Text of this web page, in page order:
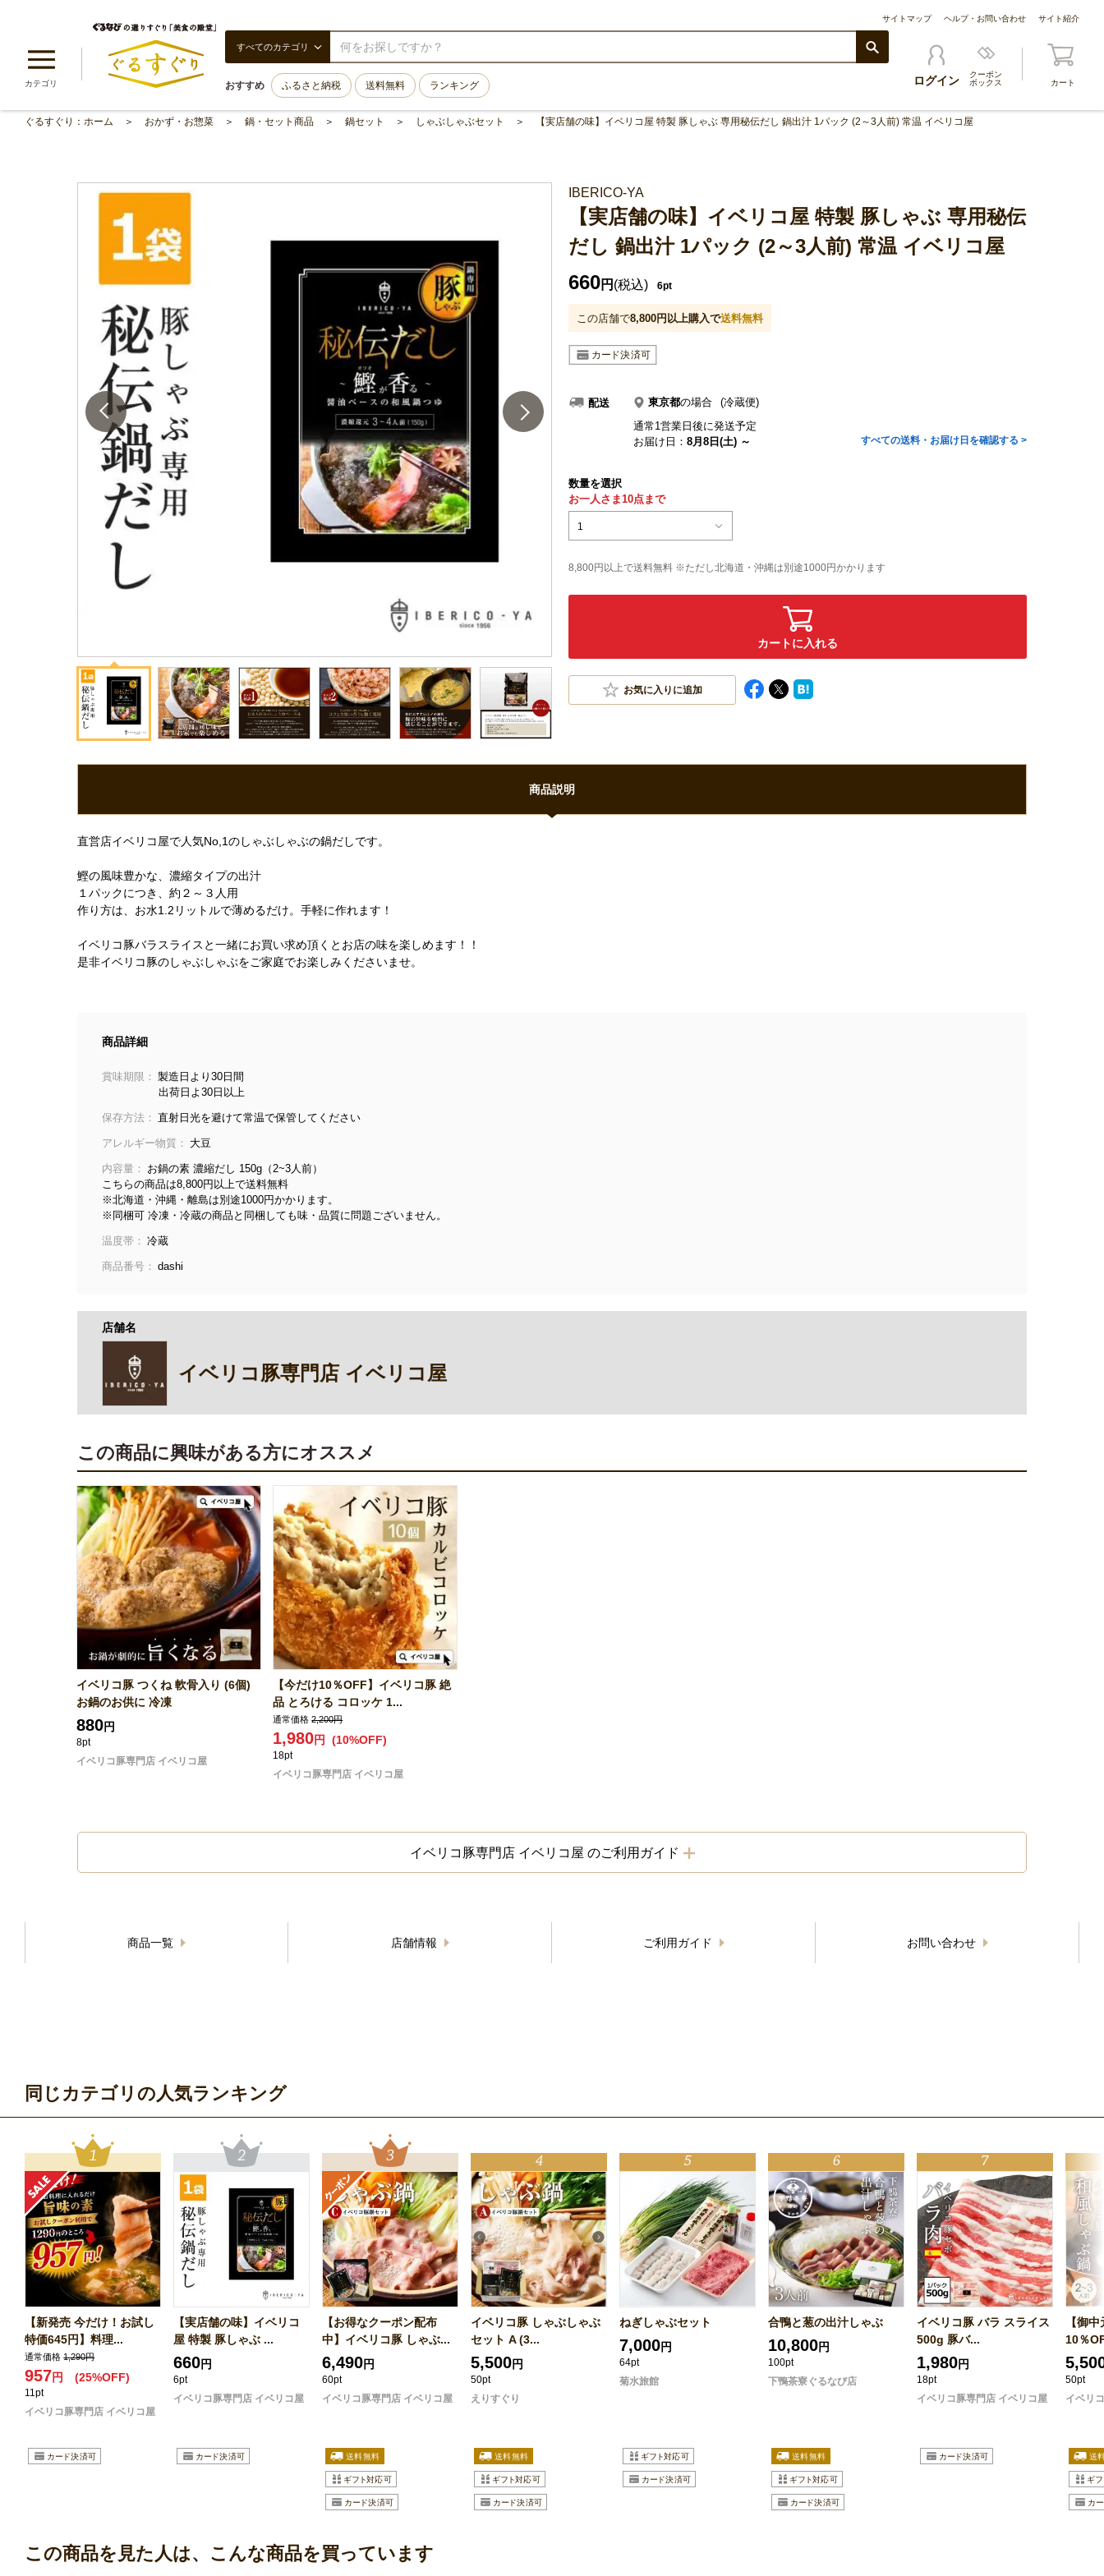
サイトマップ ヘルプ・お問い合わせ サイト紹介
カテゴリ
すべてのカテゴリ
おすすめ ふるさと納税 送料無料 ランキング ログイン
クーポン
ボックス
カート
ぐるすぐり：ホーム おかず・お惣菜 鍋・セット商品 鍋セット しゃぶしゃぶセット 【実店舗の味】イベリコ屋 特製 豚しゃぶ 専用秘伝だし 鍋出汁 1パック (2～3人前) 常温 イベリコ屋
IBERICO-YA
【実店舗の味】イベリコ屋 特製 豚しゃぶ 専用秘伝
だし 鍋出汁 1パック (2～3人前) 常温 イベリコ屋
660円 (税込) 6pt
この店舗で8,800円以上購入で送料無料
配送 東京都の場合
(冷蔵便)
通常1営業日後に発送予定
お届け日： 8月8日(土) ～ すべての送料・お届け日を確認する >
数量を選択
お一人さま10点まで
1
8,800円以上で送料無料 ※ただし北海道・沖縄は別途1000円かかります
カートに入れる
お気に入りに追加
商品説明
直営店イベリコ屋で人気No,1のしゃぶしゃぶの鍋だしです。
鰹の風味豊かな、濃縮タイプの出汁
１パックにつき、約２～３人用
作り方は、お水1.2リットルで薄めるだけ。手軽に作れます！
イベリコ豚バラスライスと一緒にお買い求め頂くとお店の味を楽しめます！！
是非イベリコ豚のしゃぶしゃぶをご家庭でお楽しみくださいませ。
商品詳細
賞味期限： 製造日より30日間
出荷日よ30日以上
保存方法： 直射日光を避けて常温で保管してください
アレルギー物質： 大豆
内容量：
お鍋の素 濃縮だし 150g（2~3人前）
こちらの商品は8,800円以上で送料無料
※北海道・沖縄・離島は別途1000円かかります。
※同梱可 冷凍・冷蔵の商品と同梱しても味・品質に問題ございません。
温度帯： 冷蔵
商品番号： dashi
店舗名
イベリコ豚専門店 イベリコ屋
この商品に興味がある方にオススメ
イベリコ豚 つくね 軟骨入り (6個)
お鍋のお供に 冷凍
880円
8pt
イベリコ豚専門店 イベリコ屋
【今だけ10％OFF】イベリコ豚 絶
品 とろける コロッケ 1...
通常価格 2,200円
1,980円 (10%OFF)
18pt
イベリコ豚専門店 イベリコ屋
イベリコ豚専門店 イベリコ屋 のご利用ガイド
商品一覧 店舗情報 ご利用ガイド お問い合わせ
同じカテゴリの人気ランキング
【新発売 今だけ！お試し
特価645円】料理...
通常価格 1,290円
957円 (25%OFF)
11pt
イベリコ豚専門店 イベリコ屋
【実店舗の味】イベリコ
屋 特製 豚しゃぶ ...
660円
6pt
イベリコ豚専門店 イベリコ屋
【お得なクーポン配布
中】イベリコ豚 しゃぶ...
6,490円
60pt
イベリコ豚専門店 イベリコ屋
イベリコ豚 しゃぶしゃぶ
セット A (3...
5,500円
50pt
えりすぐり
ねぎしゃぶセット
7,000円
64pt
菊水旅館
合鴨と葱の出汁しゃぶ
10,800円
100pt
下鴨茶寮ぐるなび店
イベリコ豚 バラ スライス
500g 豚バ...
1,980円
18pt
イベリコ豚専門店 イベリコ屋
【御
10％
50pt
イベリ
この商品を見た人は、こんな商品を買っています